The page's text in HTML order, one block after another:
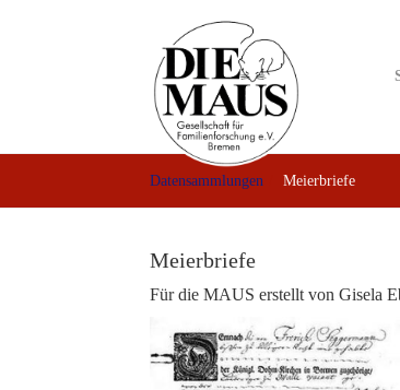
Datensammlungen Meierbriefe
Meierbriefe
Für die MAUS erstellt von Gisela